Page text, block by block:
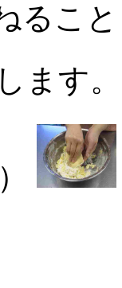
るこ
ます。